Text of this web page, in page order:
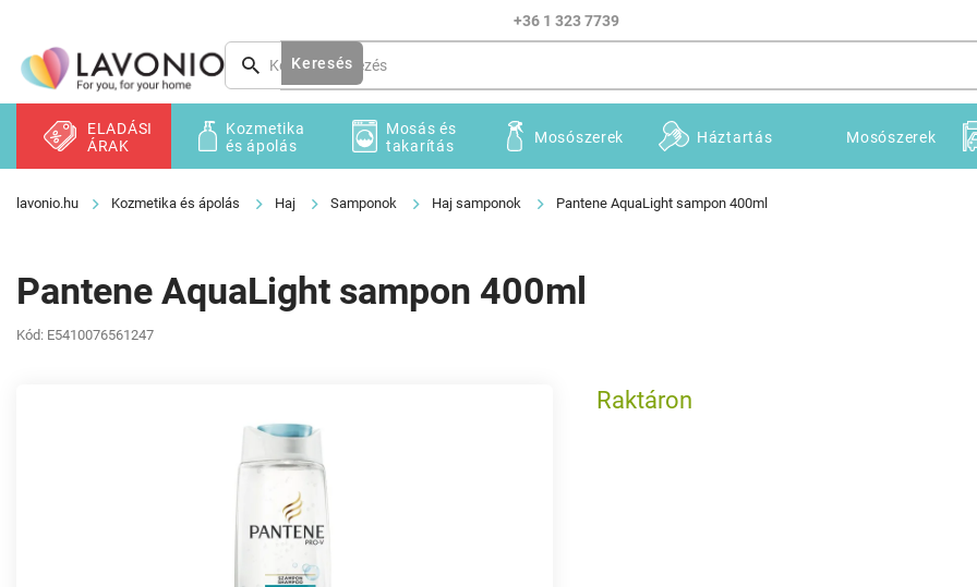
tartalomhoz
+36 1 323 7739
Keresés
ELADÁSI
ÁRAK
Kozmetika
és ápolás
Mosás és
takarítás
Mosószerek Háztartás Mosószerek
Kozmetika és ápolás Haj Samponok Haj samponok Pantene AquaLight sampon 400ml
Pantene AquaLight sampon 400ml
Kód: E5410076561247
Raktáron